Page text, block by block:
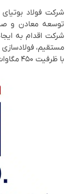
توسعه معادن و
شرکت اقدام به
مستقیم،
با ظرفیت ۴۵۰ مگاوات نمود.